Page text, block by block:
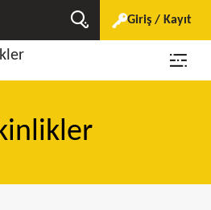
Giriş / Kayıt